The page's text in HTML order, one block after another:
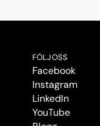
FÖLJ OSS
Facebook
Instagram
LinkedIn
YouTube